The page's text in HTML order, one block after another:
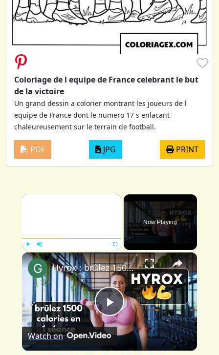
♥
Coloriage de l equipe de France celebrant le but
de la victoire
Un grand dessin a colorier montrant les joueurs de l
equipe de France dont le numero 17 s enlacant
chaleureusement sur le terrain de football.
PDF JPG PRINT
×
Play Unmute Fullscreen
Now Playing
×
Play
Video
Hyrox : brûlez 1500 calories en 1 séance
Watch on